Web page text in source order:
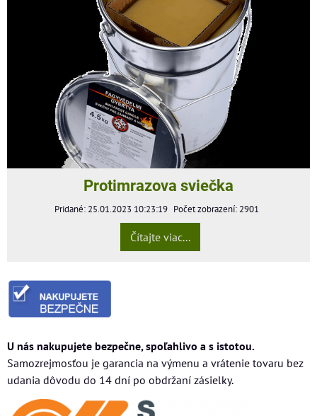
Protimrazova sviečka
Pridané: 25.01.2023 10:23:19 Počet zobrazení: 2901
Čítajte viac...
U nás nakupujete bezpečne, spoľahlivo a s istotou.
Samozrejmosťou je garancia na výmenu a vrátenie tovaru bez
udania dôvodu do 14 dní po obdržaní zásielky.